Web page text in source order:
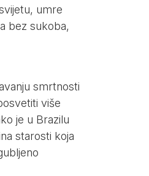
umre
bez sukoba,
smrtnosti
više
je u Brazilu
starosti koja